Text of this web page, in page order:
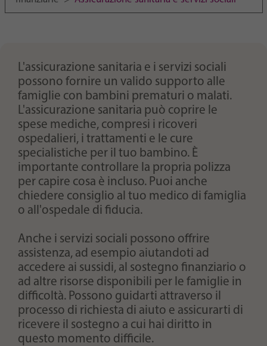
L'assicurazione sanitaria e i servizi sociali
possono fornire un valido supporto alle
famiglie con bambini prematuri o malati.
L'assicurazione sanitaria può coprire le
spese mediche, compresi i ricoveri
ospedalieri, i trattamenti e le cure
specialistiche per il tuo bambino. È
importante controllare la propria polizza
per capire cosa è incluso. Puoi anche
chiedere consiglio al tuo medico di famiglia
o all'ospedale di fiducia.
Anche i servizi sociali possono offrire
assistenza, ad esempio aiutandoti ad
accedere ai sussidi, al sostegno finanziario o
ad altre risorse disponibili per le famiglie in
difficoltà. Possono guidarti attraverso il
processo di richiesta di aiuto e assicurarti di
ricevere il sostegno a cui hai diritto in
questo momento difficile.
Purpose
generierte ID, für die historische Speicherung